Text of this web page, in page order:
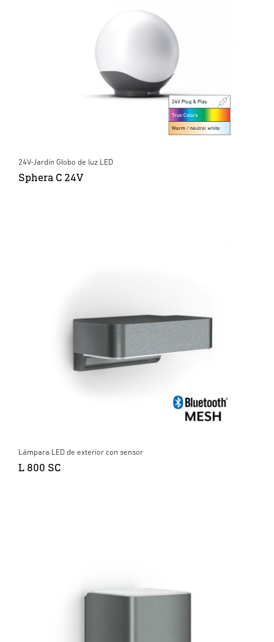
24V-Jardín Globo de luz LED
Sphera C 24V
Lámpara LED de exterior con sensor
L 800 SC